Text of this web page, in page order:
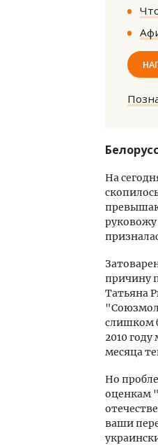
На
руковожу
причину
Татьяна
слишком
2010
месяца
Но
оценкам
ваши
«Жилищной
Гатилов — о
оставаться на